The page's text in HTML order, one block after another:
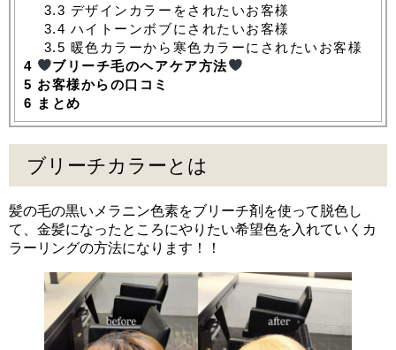
3.3 デザインカラーをされたいお客様
3.4 ハイトーンボブにされたいお客様
3.5 暖色カラーから寒色カラーにされたいお客様
4
ブリーチ毛のヘアケア方法
5 お客様からの口コミ
6 まとめ
ブリーチカラーとは
髪の毛の黒いメラニン色素をブリーチ剤を使って脱色し
て、金髪になったところにやりたい希望色を入れていくカ
ラーリングの方法になります！！